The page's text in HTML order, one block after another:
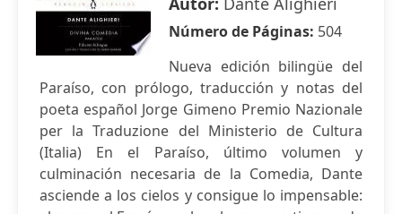
Número de Páginas: 504
Nueva edición bilingüe del
Paraíso, con prólogo, traducción y notas del
poeta español Jorge Gimeno Premio Nazionale
per la Traduzione del Ministerio de Cultura
(Italia) En el Paraíso, último volumen y
culminación necesaria de la Comedia, Dante
asciende a los cielos y consigue lo impensable: